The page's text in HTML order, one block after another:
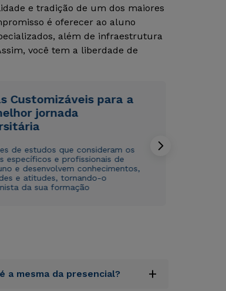
e tradição de um dos maiores
é oferecer ao aluno
além de infraestrutura
você tem a liberdade de
Customizáveis para a
jornada
de estudos que consideram os
específicos e profissionais de
e desenvolvem conhecimentos,
e atitudes, tornando-o
da sua formação
a mesma da presencial? +
Rápido e fácil
ou
Rápido e fácil
ou